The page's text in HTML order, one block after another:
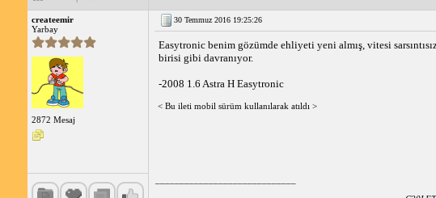
createemir
Yarbay
2872 Mesaj
30 Temmuz 2016 19:25:26
Easytronic benim gözümde ehliyeti yeni almış, vitesi
birisi gibi davranıyor.
-2008 1.6 Astra H Easytronic
< Bu ileti mobil sürüm kullanılarak atıldı >